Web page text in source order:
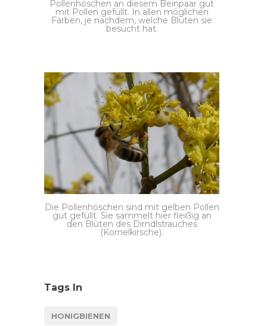
Pollenhöschen an diesem Beinpaar gut
mit Pollen gefüllt. In allen möglichen
Farben, je nachdem, welche Blüten sie
besucht hat.
Die Pollenhöschen sind mit gelben Pollen
gut gefüllt. Sie sammelt hier fleißig an
den Blüten des Dirndlstrauches
(Kornelkirsche).
Tags In
HONIGBIENEN